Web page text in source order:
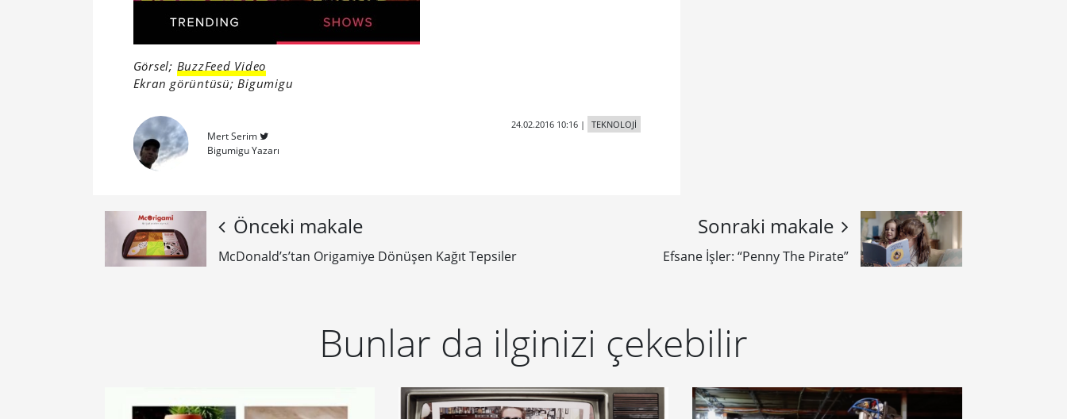
Görsel; BuzzFeed Video
Ekran görüntüsü; Bigumigu
Mert Serim
Bigumigu Yazarı
24.02.2016 10:16| TEKNOLOJİ
Önceki makale
McDonald’s’tan Origamiye Dönüşen Kağıt Tepsiler
Sonraki makale
Efsane İşler: “Penny The Pirate”
Bunlar da ilginizi çekebilir